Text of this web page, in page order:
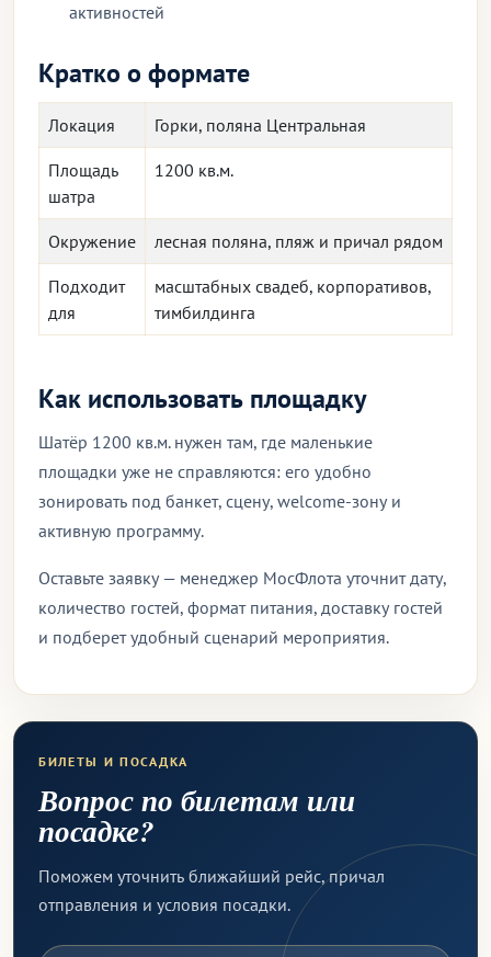
активностей
Кратко о формате
Локация Горки, поляна Центральная
Площадь
шатра
1200 кв.м.
Окружение лесная поляна, пляж и причал рядом
Подходит
для
масштабных свадеб, корпоративов,
тимбилдинга
Как использовать площадку
Шатёр 1200 кв.м. нужен там, где маленькие
площадки уже не справляются: его удобно
зонировать под банкет, сцену, welcome-зону и
активную программу.
Оставьте заявку — менеджер МосФлота уточнит дату,
количество гостей, формат питания, доставку гостей
и подберет удобный сценарий мероприятия.
БИЛЕТЫ И ПОСАДКА
Вопрос по билетам или
посадке?
Поможем уточнить ближайший рейс, причал
отправления и условия посадки.